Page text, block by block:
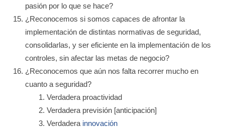
pasión por lo que se hace?
¿Reconocemos si somos capaces de afrontar la
implementación de distintas normativas de seguridad,
consolidarlas, y ser eficiente en la implementación de los
controles, sin afectar las metas de negocio?
¿Reconocemos que aún nos falta recorrer mucho en
cuanto a seguridad?
Verdadera proactividad
Verdadera previsión [anticipación]
Verdadera innovación